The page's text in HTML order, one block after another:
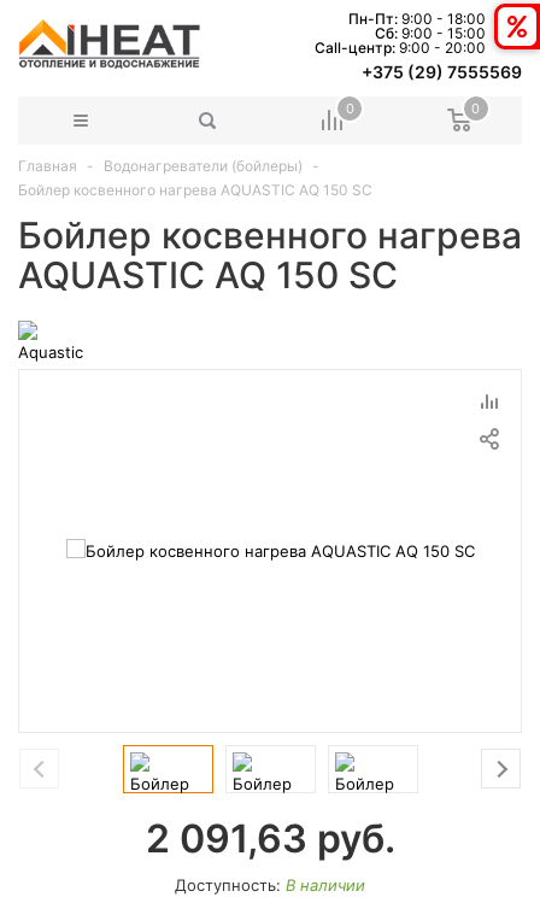
Пн-Пт: 9:00 - 18:00
Сб: 9:00 - 15:00
Сall-центр: 9:00 - 20:00
+375 (29) 7555569
0 0
Главная
Водонагреватели (бойлеры)
Бойлер косвенного нагрева AQUASTIC AQ 150 SC
Бойлер косвенного нагрева
AQUASTIC AQ 150 SC
2 091,63 руб.
Доступность: В наличии